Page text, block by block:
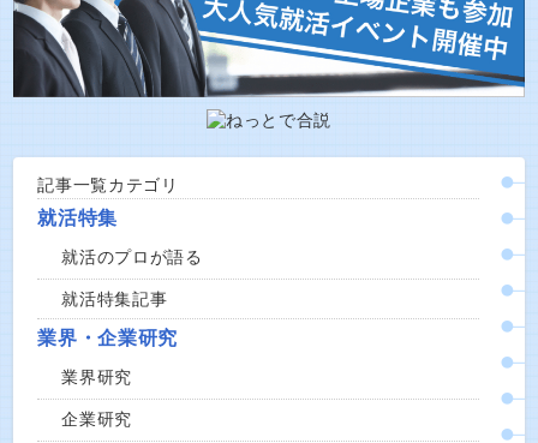
記事一覧カテゴリ
就活特集
就活のプロが語る
就活特集記事
業界・企業研究
業界研究
企業研究